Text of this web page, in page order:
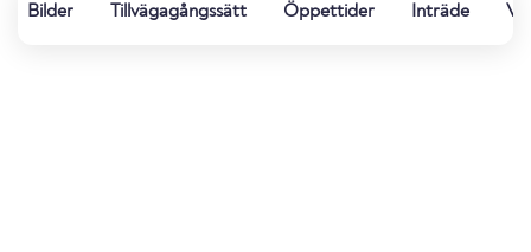
Bilder Tillvägagångssätt Öppettider Inträde